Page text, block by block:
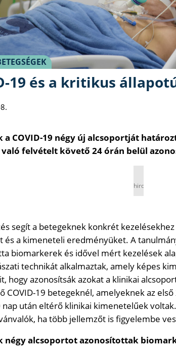
19 és a kritikus
a COVID-19 négy új alcsoportját
felvételt követő 24 órán belül
hirdetés
segít a betegeknek konkrét
és a kimeneteli eredményüket. A
biomarkerek és idővel mért kezelések
​​technikát alkalmaztak, amely képes
hogy azonosítsák azokat a klinikai
COVID-19 betegeknél, amelyeknek az
nap után eltérő klinikai kimenetelűek
ha több jellemzőt is figyelembe
négy alcsoportot azonosítottak